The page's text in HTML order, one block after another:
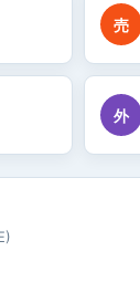
売
外